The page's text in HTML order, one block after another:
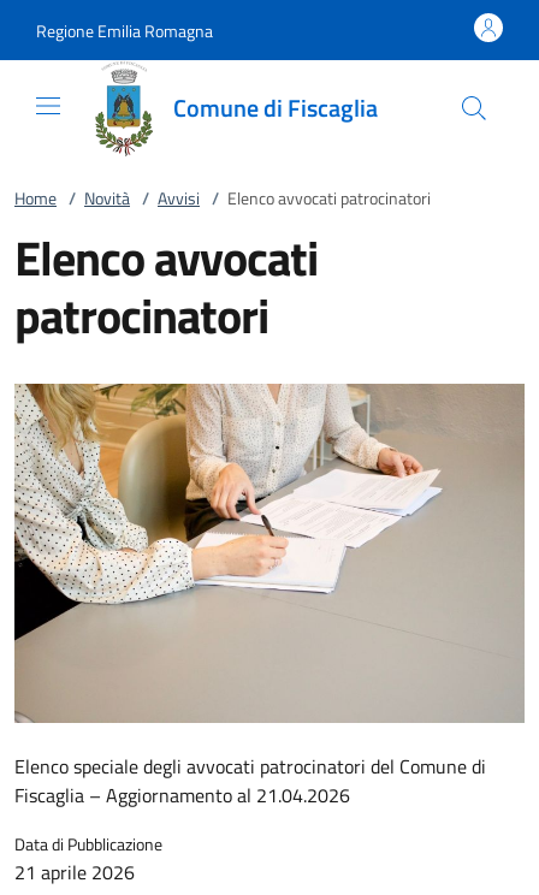
Regione Emilia Romagna
Comune di Fiscaglia
Home / Novità / Avvisi / Elenco avvocati patrocinatori
Elenco avvocati
patrocinatori
Elenco speciale degli avvocati patrocinatori del Comune di
Fiscaglia – Aggiornamento al 21.04.2026
Data di Pubblicazione
21 aprile 2026